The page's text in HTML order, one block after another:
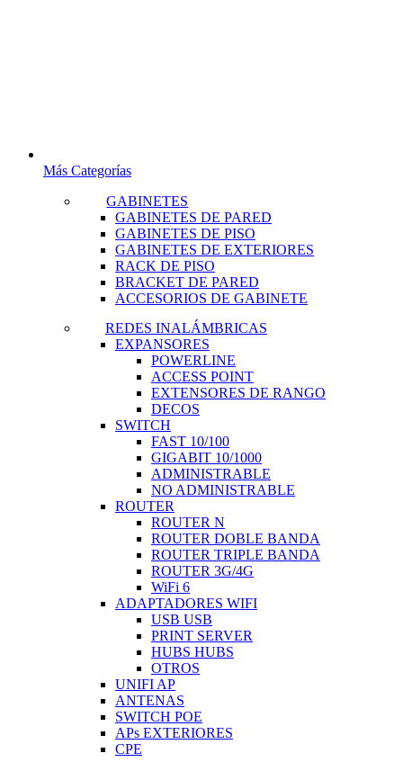
Más Categorías
GABINETES
GABINETES DE PARED
GABINETES DE PISO
GABINETES DE EXTERIORES
RACK DE PISO
BRACKET DE PARED
ACCESORIOS DE GABINETE
REDES INALÁMBRICAS
EXPANSORES
POWERLINE
ACCESS POINT
EXTENSORES DE RANGO
DECOS
SWITCH
FAST 10/100
GIGABIT 10/1000
ADMINISTRABLE
NO ADMINISTRABLE
ROUTER
ROUTER N
ROUTER DOBLE BANDA
ROUTER TRIPLE BANDA
ROUTER 3G/4G
WiFi 6
ADAPTADORES WIFI
USB USB
PRINT SERVER
HUBS HUBS
OTROS
UNIFI AP
ANTENAS
SWITCH POE
APs EXTERIORES
CPE